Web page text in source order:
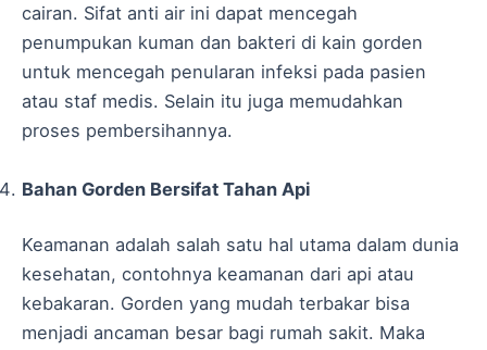
cairan. Sifat anti air ini dapat mencegah
penumpukan kuman dan bakteri di kain gorden
untuk mencegah penularan infeksi pada pasien
atau staf medis. Selain itu juga memudahkan
proses pembersihannya.
Bahan Gorden Bersifat Tahan Api
Keamanan adalah salah satu hal utama dalam dunia
kesehatan, contohnya keamanan dari api atau
kebakaran. Gorden yang mudah terbakar bisa
menjadi ancaman besar bagi rumah sakit. Maka